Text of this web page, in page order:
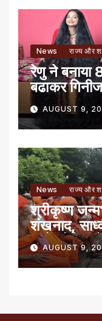
News राज्य और
रेणु ने बनाया
बढाकर
AUGUST 9,
News राज्य और
श्रीकृष्ण
शंखनाद,
संतों को रेड
AUGUST 9,